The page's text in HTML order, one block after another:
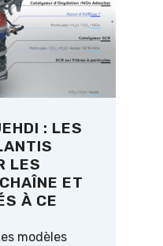
: LES
LES
ET
À CE
modèles